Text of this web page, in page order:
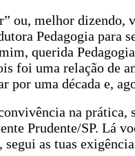
ou, melhor dizendo,
Pedagogia para
querida
foi uma relação de
por uma década e,
na
Prudente/SP. Lá
as tuas